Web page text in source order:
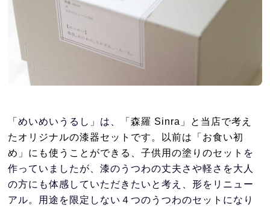
「めいめいうるし」は、 「森羅 Sinra」と当店で考え
たオリジナルの漆器セットです。以前は「お食い初
め」にも使うことができる、子供用の塗りのセ ットを
作っていましたが、漆のうつわの丈夫さや軽さを大人
の方にも体感していただきたいと考え、形をリニュー
アル。用途を限定しない４つのうつわのセットになり